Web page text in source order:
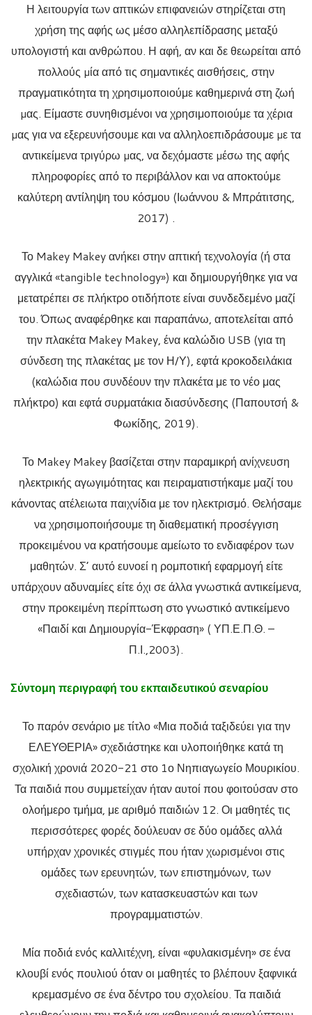
Η λειτουργία των απτικών επιφανειών στηρίζεται στη
χρήση της αφής ως μέσο αλληλεπίδρασης μεταξύ
υπολογιστή και ανθρώπου. Η αφή, αν και δε θεωρείται από
πολλούς µία από τις σημαντικές αισθήσεις, στην
πραγματικότητα τη χρησιμοποιούμε καθημερινά στη ζωή
µας. Είμαστε συνηθισμένοι να χρησιμοποιούμε τα χέρια
µας για να εξερευνήσουμε και να αλληλοεπιδράσουμε µε τα
αντικείμενα τριγύρω µας, να δεχόμαστε µέσω της αφής
πληροφορίες από το περιβάλλον και να αποκτούμε
καλύτερη αντίληψη του κόσμου (Ιωάννου & Μπράτιτσης,
2017) .
Το Makey Makey ανήκει στην απτική τεχνολογία (ή στα
αγγλικά «tangible technology») και δημιουργήθηκε για να
μετατρέπει σε πλήκτρο οτιδήποτε είναι συνδεδεμένο μαζί
του. Όπως αναφέρθηκε και παραπάνω, αποτελείται από
την πλακέτα Makey Makey, ένα καλώδιο USB (για τη
σύνδεση της πλακέτας με τον Η/Υ), εφτά κροκοδειλάκια
(καλώδια που συνδέουν την πλακέτα με το νέο μας
πλήκτρο) και εφτά συρματάκια διασύνδεσης (Παπουτσή &
Φωκίδης, 2019).
Το Makey Makey βασίζεται στην παραμικρή ανίχνευση
ηλεκτρικής αγωγιμότητας και πειραματιστήκαμε μαζί του
κάνοντας ατέλειωτα παιχνίδια με τον ηλεκτρισμό. Θελήσαμε
να χρησιμοποιήσουμε τη διαθεματική προσέγγιση
προκειμένου να κρατήσουμε αμείωτο το ενδιαφέρον των
μαθητών. Σ’ αυτό ευνοεί η ρομποτική εφαρμογή είτε
υπάρχουν αδυναμίες είτε όχι σε άλλα γνωστικά αντικείμενα,
στην προκειμένη περίπτωση στο γνωστικό αντικείμενο
«Παιδί και Δημιουργία-Έκφραση» ( ΥΠ.Ε.Π.Θ. –
Π.Ι.,2003).
Σύντομη περιγραφή του εκπαιδευτικού σεναρίου
Το παρόν σενάριο με τίτλο «Μια ποδιά ταξιδεύει για την
ΕΛΕΥΘΕΡΙΑ» σχεδιάστηκε και υλοποιήθηκε κατά τη
σχολική χρονιά 2020-21 στο 1ο Νηπιαγωγείο Μουρικίου.
Τα παιδιά που συμμετείχαν ήταν αυτοί που φοιτούσαν στο
ολοήμερο τμήμα, με αριθμό παιδιών 12. Οι μαθητές τις
περισσότερες φορές δούλευαν σε δύο ομάδες αλλά
υπήρχαν χρονικές στιγμές που ήταν χωρισμένοι στις
ομάδες των ερευνητών, των επιστημόνων, των
σχεδιαστών, των κατασκευαστών και των
προγραμματιστών.
Μία ποδιά ενός καλλιτέχνη, είναι «φυλακισμένη» σε ένα
κλουβί ενός πουλιού όταν οι μαθητές το βλέπουν ξαφνικά
κρεμασμένο σε ένα δέντρο του σχολείου. Τα παιδιά